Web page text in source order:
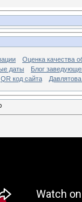
Оценка качества
даты
Блог
QR код сайта